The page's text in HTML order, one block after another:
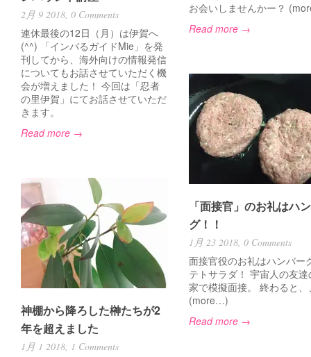
2月 9 2018, 0 Comments
連休最後の12日（月）は伊賀へ
(^^) 「インバるガイドMie」を発
刊してから、海外向けの情報発信
についてもお話させていただく機
会が増えました！ 今回は「忍者
の里伊賀」にてお話させていただ
きます。
Read more →
お会いしませんかー？
Read more →
「面接官」のお礼はハ
グ！！
1月 23 2018, 0 Comments
面接官役のお礼はハンバー
テトサラダ！ 宇宙人の友達
家で模擬面接。 終わると、
(more…)
Read more →
神棚から降ろした榊たちが2
年を超えました
1月 1 2018, 1 Comments